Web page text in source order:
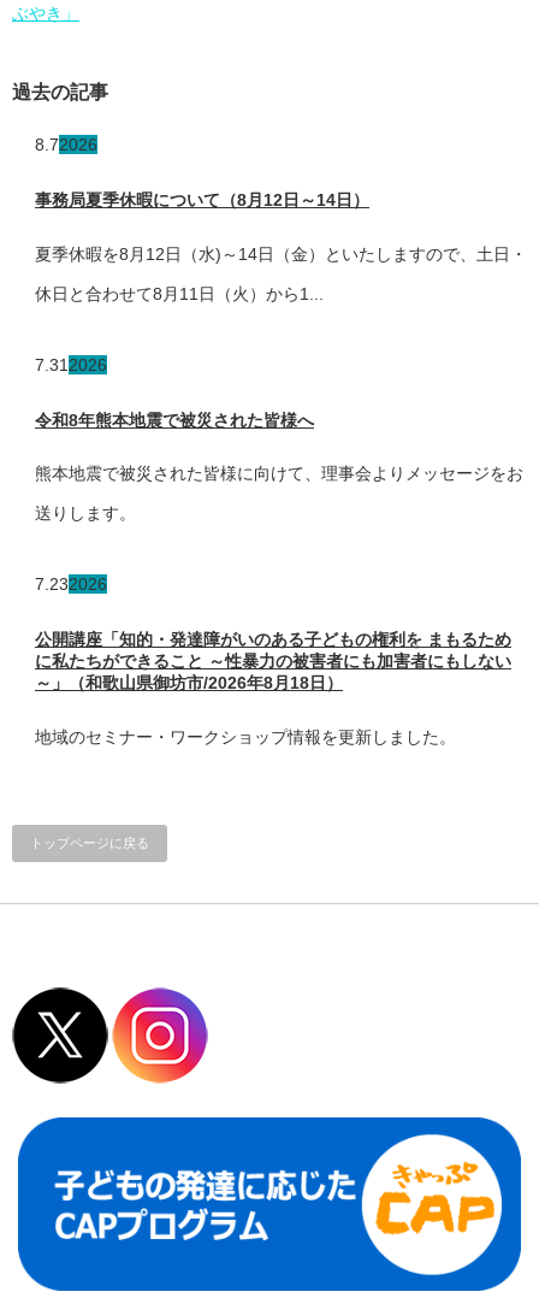
ぶやき」
過去の記事
8.72026
事務局夏季休暇について（8月12日～14日）
夏季休暇を8月12日（水)～14日（金）といたしますので、土日・
休日と合わせて8月11日（火）から1...
7.31 2026
令和8年熊本地震で被災された皆様へ
熊本地震で被災された皆様に向けて、理事会よりメッセージをお
送りします。
7.232026
公開講座「知的・発達障がいのある子どもの権利を まもるため
に私たちができること ～性暴力の被害者にも加害者にもしない
～」（和歌山県御坊市/2026年8月18日）
地域のセミナー・ワークショップ情報を更新しました。
トップページに戻る